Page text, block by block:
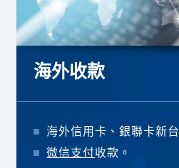
海外收款
海外信用卡、銀聯卡新
微信支付收款。